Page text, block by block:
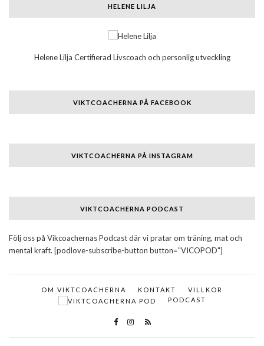
HELENE LILJA
Helene Lilja Certifierad Livscoach och personlig utveckling
VIKTCOACHERNA PÅ FACEBOOK
VIKTCOACHERNA PÅ INSTAGRAM
VIKTCOACHERNA PODCAST
Följ oss på Vikcoachernas Podcast där vi pratar om träning, mat och
mental kraft. [podlove-subscribe-button button="VICOPOD"]
OM VIKTCOACHERNA KONTAKT
VILLKOR
PODCAST